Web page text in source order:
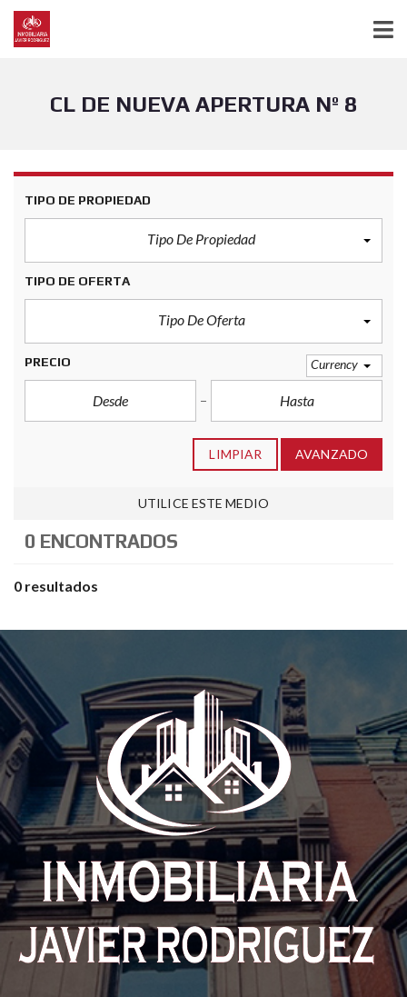
CL DE NUEVA APERTURA Nº 8
TIPO DE PROPIEDAD
Tipo De Propiedad
TIPO DE OFERTA
Tipo De Oferta
PRECIO Currency
LIMPIAR AVANZADO
UTILICE ESTE MEDIO
0 ENCONTRADOS
0 resultados